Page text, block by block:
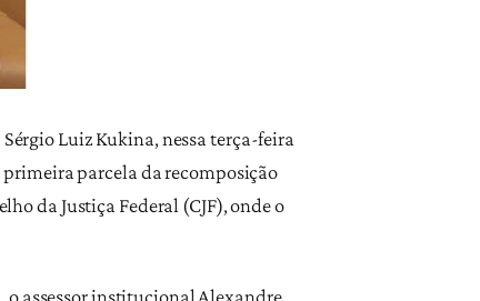
Luiz Kukina, nessa terça-feira
parcela da recomposição
da Justiça Federal (CJF), onde o
o assessor institucional Alexandre